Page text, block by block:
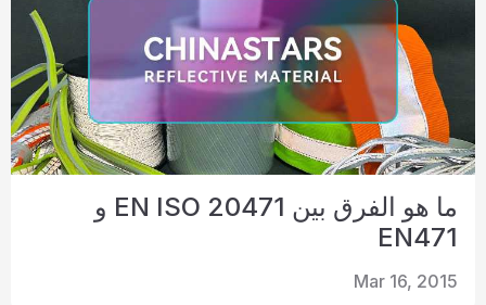
ما هو الفرق بين EN ISO 20471 و
EN471
Mar 16, 2015